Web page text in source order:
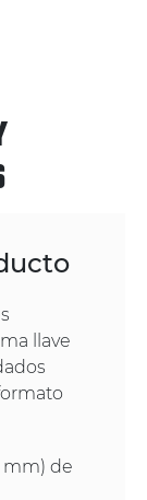
llave
mm) de